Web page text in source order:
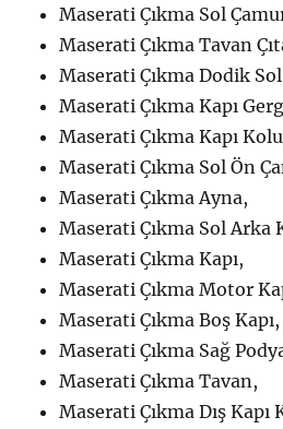
Maserati Çıkma Sol
Maserati Çıkma Tavan
Maserati Çıkma Dodik
Maserati Çıkma Kapı
Maserati Çıkma Kapı
Maserati Çıkma Sol Ön
Maserati Çıkma Ayna,
Maserati Çıkma Sol Arka
Maserati Çıkma Kapı,
Maserati Çıkma Motor
Maserati Çıkma Boş Kapı,
Maserati Çıkma Sağ
Maserati Çıkma Tavan,
Maserati Çıkma Dış Kapı